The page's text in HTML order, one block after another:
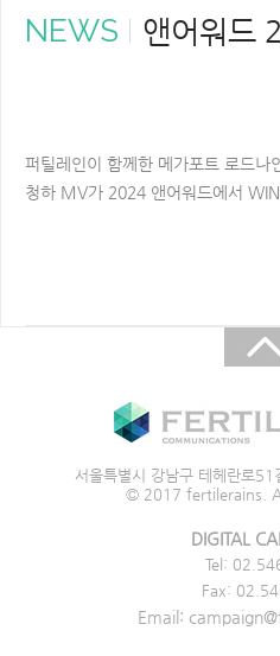
NEWS 앤어워드
퍼틸레인이 함께한 메가포트 로드나
청하 MV가 2024 앤어워드에서
서울특별시 강남구 테헤란로
© 2017 fertilerains.
DIGITAL
Tel:
Fax:
Email: